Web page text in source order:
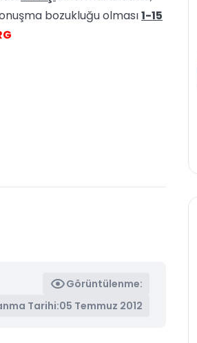
bozukluğu olması1-15
Görüntülenme:
Tarihi:05 Temmuz 2012